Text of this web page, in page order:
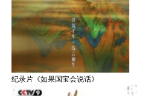
纪录片《如果国宝会说话》